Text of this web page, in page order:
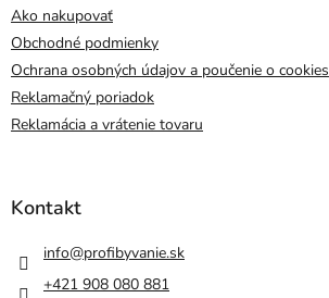
Ako nakupovať
Obchodné podmienky
Ochrana osobných údajov a poučenie o cookies
Reklamačný poriadok
Reklamácia a vrátenie tovaru
Kontakt
info@profibyvanie.sk
+421 908 080 881